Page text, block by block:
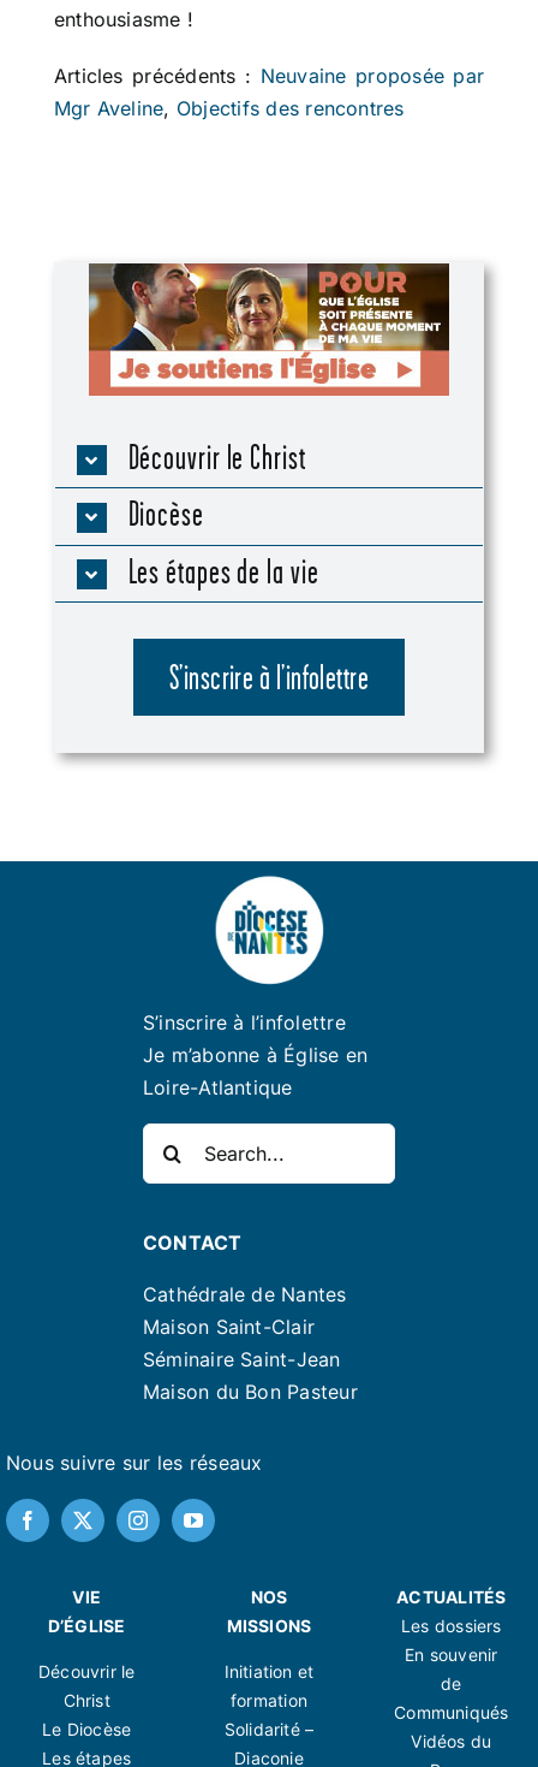
enthousiasme !
Articles précédents : Neuvaine proposée par
Mgr Aveline, Objectifs des rencontres
Découvrir le Christ
Diocèse
Les étapes de la vie
S’inscrire à l’infolettre
S’inscrire à l’infolettre
Je m’abonne à Église en
Loire-Atlantique
Nous suivre sur les réseaux
CONTACT
Cathédrale de Nantes
Maison Saint-Clair
Séminaire Saint-Jean
Maison du Bon Pasteur
VIE
D’ÉGLISE
Découvrir le
Christ
Le Diocèse
Les étapes
NOS
MISSIONS
Initiation et
formation
Solidarité –
Diaconie
ACTUALITÉS
Les dossiers
En souvenir
de
Communiqués
Vidéos du